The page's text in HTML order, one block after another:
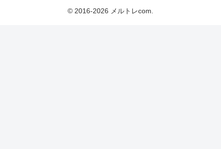
© 2016-2026 メルトレcom.